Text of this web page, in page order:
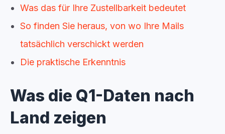
Was das für Ihre Zustellbarkeit bedeutet
So finden Sie heraus, von wo Ihre Mails
tatsächlich verschickt werden
Die praktische Erkenntnis
Was die Q1-Daten nach
Land zeigen